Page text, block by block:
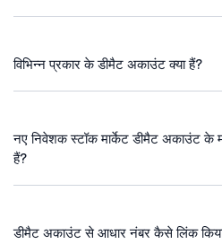
विभिन्न प्रकार के डीमैट अकाउंट क्या हैं?
नए निवेशक स्टॉक मार्केट डीमैट अकाउंट के
हैं?
डीमैट अकाउंट से आधार नंबर कैसे लिंक